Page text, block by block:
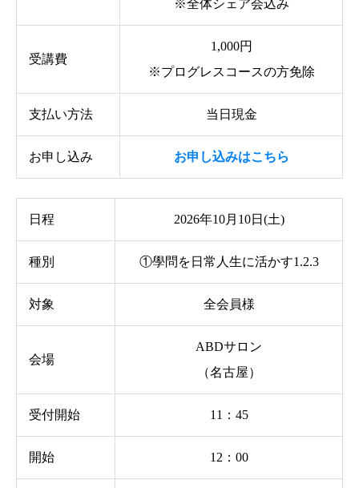
※全体シェア会込み
受講費
1,000円
※プログレスコースの方免除
支払い方法 当日現金
お申し込み お申し込みはこちら
日程 2026年10月10日(土)
種別 ①學問を日常人生に活かす1.2.3
対象 全会員様
会場
ABDサロン
（名古屋）
受付開始 11：45
開始 12：00